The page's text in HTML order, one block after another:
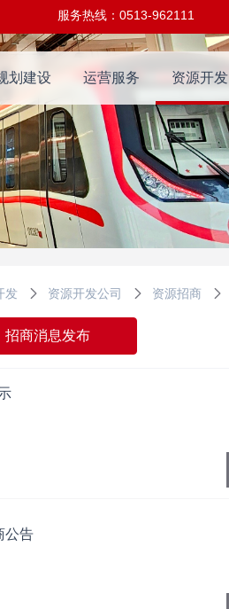
服务热线：0513-962111
划建设 运营服务 资源开发
发 资源开发公司 资源招商
招商消息发布
公告